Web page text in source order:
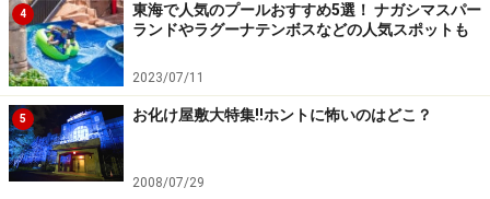
4
東海で人気のプールおすすめ5選！ ナガシマスパー
ランドやラグーナテンボスなどの人気スポットも
2023/07/11
5 お化け屋敷大特集!!ホントに怖いのはどこ？
2008/07/29